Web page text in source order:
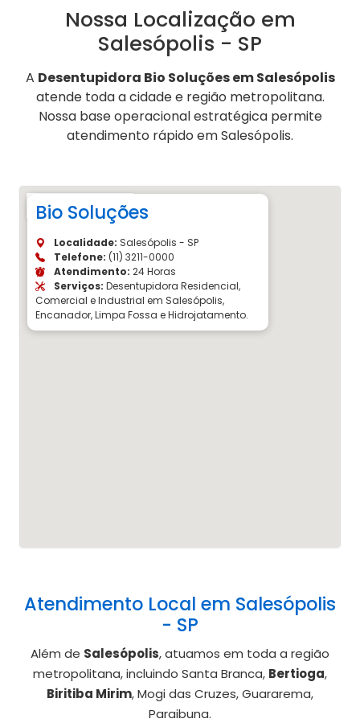
Nossa Localização em
Salesópolis - SP
A Desentupidora Bio Soluções em Salesópolis
atende toda a cidade e região metropolitana.
Nossa base operacional estratégica permite
atendimento rápido em Salesópolis.
Bio Soluções
Localidade: Salesópolis - SP
Telefone: (11) 3211-0000
Atendimento: 24 Horas
Serviços: Desentupidora Residencial,
Comercial e Industrial em Salesópolis,
Encanador, Limpa Fossa e Hidrojatamento.
Atendimento Local em Salesópolis
- SP
Além de Salesópolis, atuamos em toda a região
metropolitana, incluindo Santa Branca, Bertioga,
Biritiba Mirim, Mogi das Cruzes, Guararema,
Paraibuna.